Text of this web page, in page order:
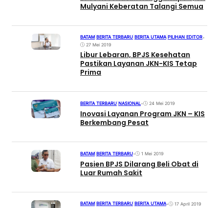
Mulyani Keberatan Talangi Semua
BATAM BERITA TERBARU BERITA UTAMA PILIHAN EDITOR•
27 Mei 2019
Libur Lebaran, BPJS Kesehatan
Pastikan Layanan JKN-KIS Tetap
Prima
BERITA TERBARU NASIONAL• 24 Mei 2019
Inovasi Layanan Program JKN – KIS
Berkembang Pesat
BATAM BERITA TERBARU• 1 Mei 2019
Pasien BPJS Dilarang Beli Obat di
Luar Rumah Sakit
BATAM BERITA TERBARU BERITA UTAMA• 17 April 2019